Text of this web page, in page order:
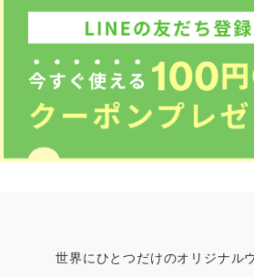
世界にひとつだけのオリジナル